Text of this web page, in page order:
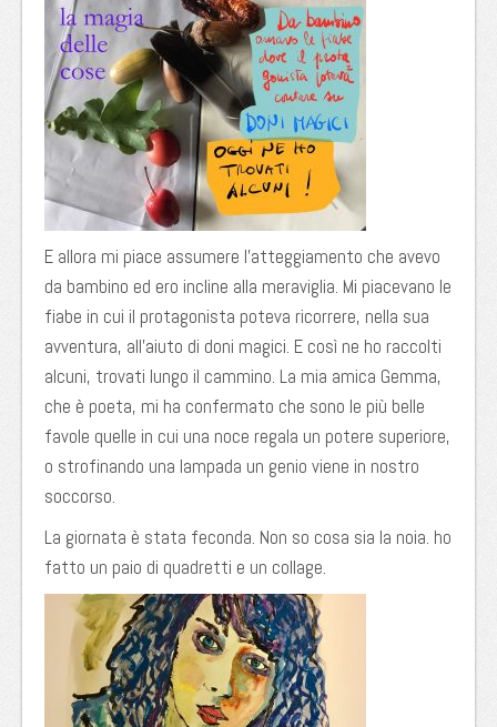
E allora mi piace assumere l’atteggiamento che avevo
da bambino ed ero incline alla meraviglia. Mi piacevano le
fiabe in cui il protagonista poteva ricorrere, nella sua
avventura, all’aiuto di doni magici. E così ne ho raccolti
alcuni, trovati lungo il cammino. La mia amica Gemma,
che è poeta, mi ha confermato che sono le più belle
favole quelle in cui una noce regala un potere superiore,
o strofinando una lampada un genio viene in nostro
soccorso.
La giornata è stata feconda. Non so cosa sia la noia. ho
fatto un paio di quadretti e un collage.